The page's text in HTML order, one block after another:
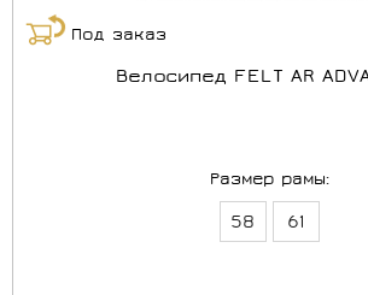
Под заказ
Велосипед FELT AR
Размер рамы:
58 61